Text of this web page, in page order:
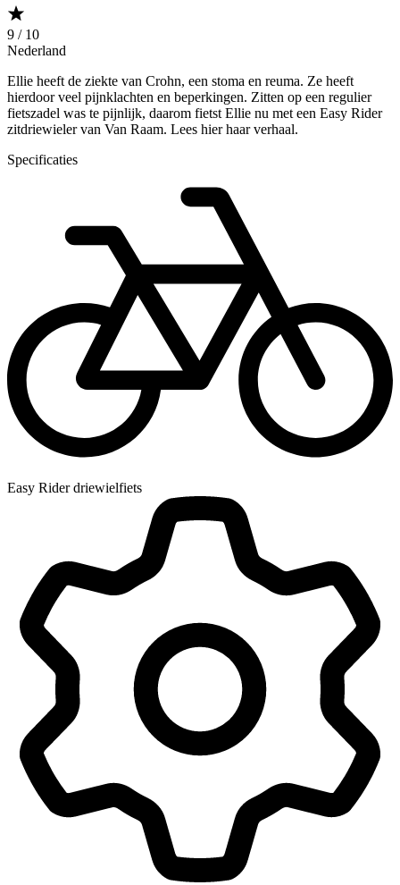
9 / 10
Nederland
Ellie heeft de ziekte van Crohn, een stoma en reuma. Ze heeft
hierdoor veel pijnklachten en beperkingen. Zitten op een regulier
fietszadel was te pijnlijk, daarom fietst Ellie nu met een Easy Rider
zitdriewieler van Van Raam. Lees hier haar verhaal.
Specificaties
Easy Rider driewielfiets